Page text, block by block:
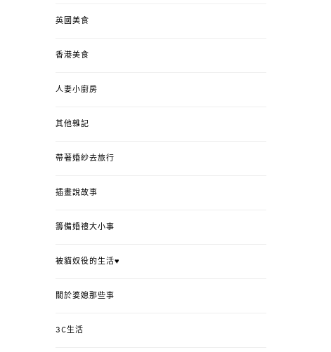
英國美食
香港美食
人妻小廚房
其他雜記
帶著婚紗去旅行
插畫說故事
籌備婚禮大小事
被貓奴役的生活♥
關於婆媳那些事
3C生活